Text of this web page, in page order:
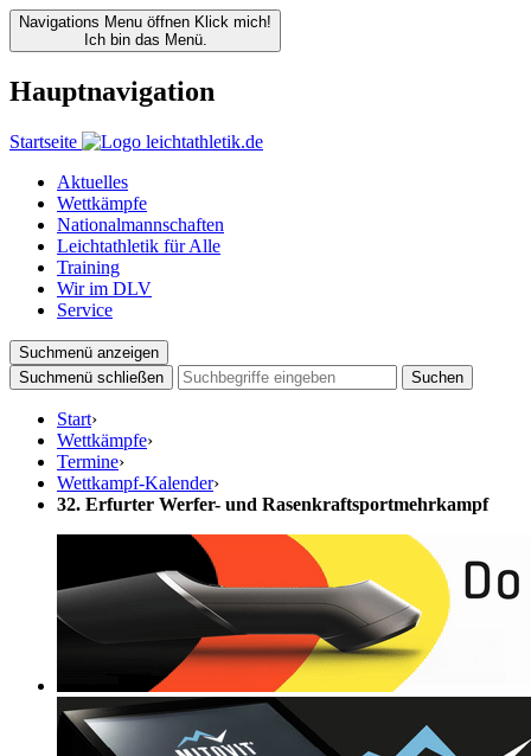
Navigations Menu öffnen Klick mich!
Ich bin das Menü.
Hauptnavigation
Startseite
Aktuelles
Wettkämpfe
Nationalmannschaften
Leichtathletik für Alle
Training
Wir im DLV
Service
Suchmenü anzeigen
Suchmenü schließen
Suchen
Start›
Wettkämpfe›
Termine›
Wettkampf-Kalender›
32. Erfurter Werfer- und Rasenkraftsportmehrkampf